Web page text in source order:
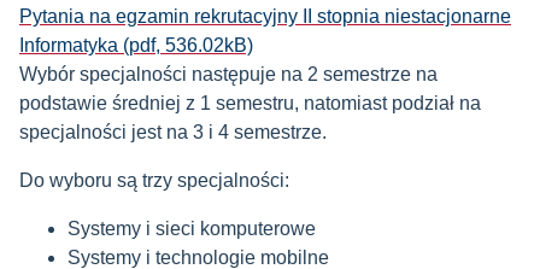
Pytania na egzamin rekrutacyjny II stopnia niestacjonarne
Informatyka (pdf, 536.02kB)
Wybór specjalności następuje na 2 semestrze na
podstawie średniej z 1 semestru, natomiast podział na
specjalności jest na 3 i 4 semestrze.
Do wyboru są trzy specjalności:
Systemy i sieci komputerowe
Systemy i technologie mobilne